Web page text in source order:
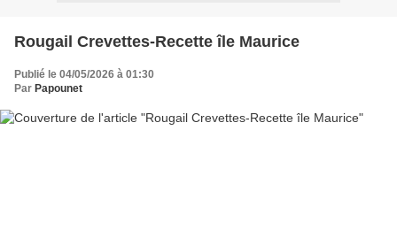
Rougail Crevettes-Recette île Maurice
Publié le 04/05/2026 à 01:30
Par Papounet